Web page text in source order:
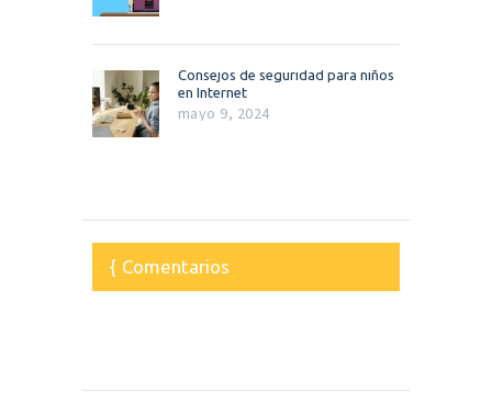
Consejos de seguridad para niños
en Internet
mayo 9, 2024
Comentarios